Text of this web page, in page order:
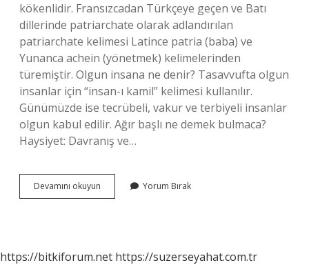
kökenlidir. Fransızcadan Türkçeye geçen ve Batı
dillerinde patriarchate olarak adlandırılan
patriarchate kelimesi Latince patria (baba) ve
Yunanca achein (yönetmek) kelimelerinden
türemiştir. Olgun insana ne denir? Tasavvufta olgun
insanlar için “insan-ı kamil” kelimesi kullanılır.
Günümüzde ise tecrübeli, vakur ve terbiyeli insanlar
olgun kabul edilir. Ağır başlı ne demek bulmaca?
Haysiyet: Davranış ve…
Devamını okuyun
Başlı
Yorum Bırak
https://bitkiforum.net https://suzerseyahat.com.tr